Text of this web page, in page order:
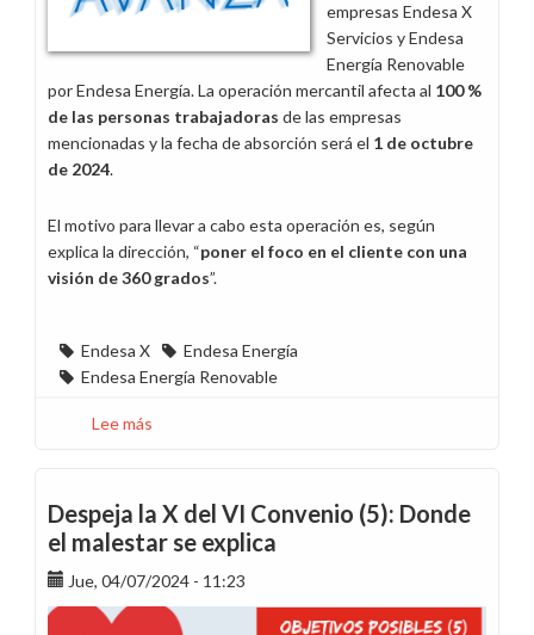
empresas Endesa X
Servicios y Endesa
Energía Renovable
por Endesa Energía. La operación mercantil afecta al 100 %
de las personas trabajadoras de las empresas
mencionadas y la fecha de absorción será el 1 de octubre
de 2024.
El motivo para llevar a cabo esta operación es, según
explica la dirección, “poner el foco en el cliente con una
visión de 360 grados”.
Endesa X
Endesa Energía
Endesa Energía Renovable
Lee más
absorberá
desde
el
1
de
Despeja la X del VI Convenio (5): Donde
el malestar se explica
Jue, 04/07/2024 - 11:23